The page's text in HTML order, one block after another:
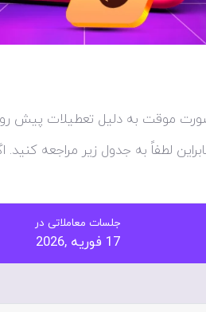
موقت به دلیل تعطیلات پیش
لطفاً به جدول زیر مراجعه
جلسات معاملاتی در
17 فوریه ,2026